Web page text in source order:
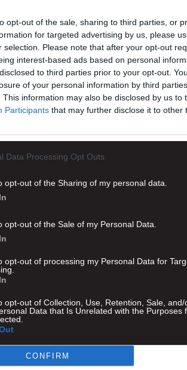
opt-out of the sale, sharing to third parties, or
for targeted advertising by us, please
selection. Please note that after your opt-out
interest-based ads based on personal
to third parties prior to your opt-out.
of your personal information by third
This information may also be disclosed by us to
Participants that may further disclose it to other
Data Processing Opt Outs
opt-out of the Sharing of my personal data.
opt-out of the Sale of my Personal Data.
opt-out of processing my Personal Data for
opt-out of Collection, Use, Retention, Sale, and/
Data that Is Unrelated with the Purposes
CONFIRM
ΜΕΙΝΕΤΕ ΕΝΗΜΕΡΩΜΕΝΟΙ